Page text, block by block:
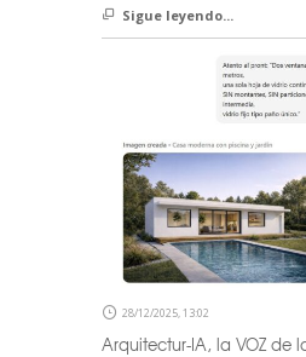
Sigue leyendo...
28/12/2025, 13:02
Arquitectur-IA, la VOZ de